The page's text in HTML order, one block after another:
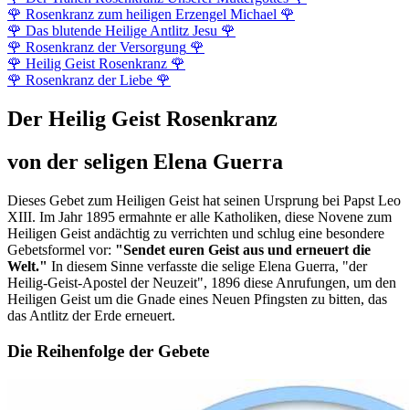
🌹 Rosenkranz zum heiligen Erzengel Michael 🌹
🌹 Das blutende Heilige Antlitz Jesu 🌹
🌹 Rosenkranz der Versorgung 🌹
🌹 Heilig Geist Rosenkranz 🌹
🌹 Rosenkranz der Liebe 🌹
Der Heilig Geist Rosenkranz
von der seligen Elena Guerra
Dieses Gebet zum Heiligen Geist hat seinen Ursprung bei Papst Leo
XIII. Im Jahr 1895 ermahnte er alle Katholiken, diese Novene zum
Heiligen Geist andächtig zu verrichten und schlug eine besondere
Gebetsformel vor: "Sendet euren Geist aus und erneuert die
Welt." In diesem Sinne verfasste die selige Elena Guerra, "der
Heilig-Geist-Apostel der Neuzeit", 1896 diese Anrufungen, um den
Heiligen Geist um die Gnade eines Neuen Pfingsten zu bitten, das
das Antlitz der Erde erneuert.
Die Reihenfolge der Gebete